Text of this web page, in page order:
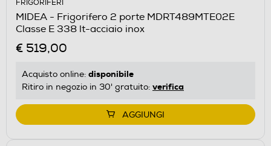
aprirà
il
Calcolatore
di
energetico
Youreko.
FRIGORIFERI
MIDEA - Frigorifero 2 porte MDRT489MTE02E
Classe E 338 lt-acciaio inox
€ 519,00
Acquisto online: disponibile
Ritiro in negozio in 30' gratuito: verifica
AGGIUNGI